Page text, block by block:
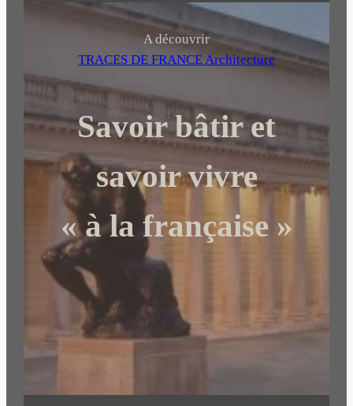
r
c
h
r
A découvrir
TRACES DE FRANCE Architecture
Savoir bâtir et
savoir vivre
« à la française »